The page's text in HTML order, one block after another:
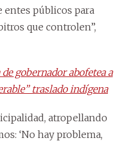
entes públicos para
que controlen”,
de gobernador abofetea a
traslado indígena
atropellando
‘No hay problema,